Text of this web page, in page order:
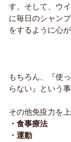
す。そして、ウ
に毎日のシャン
をするように心
もちろん、『使
らない』という
その他免疫力を上
・食事療法
・運動